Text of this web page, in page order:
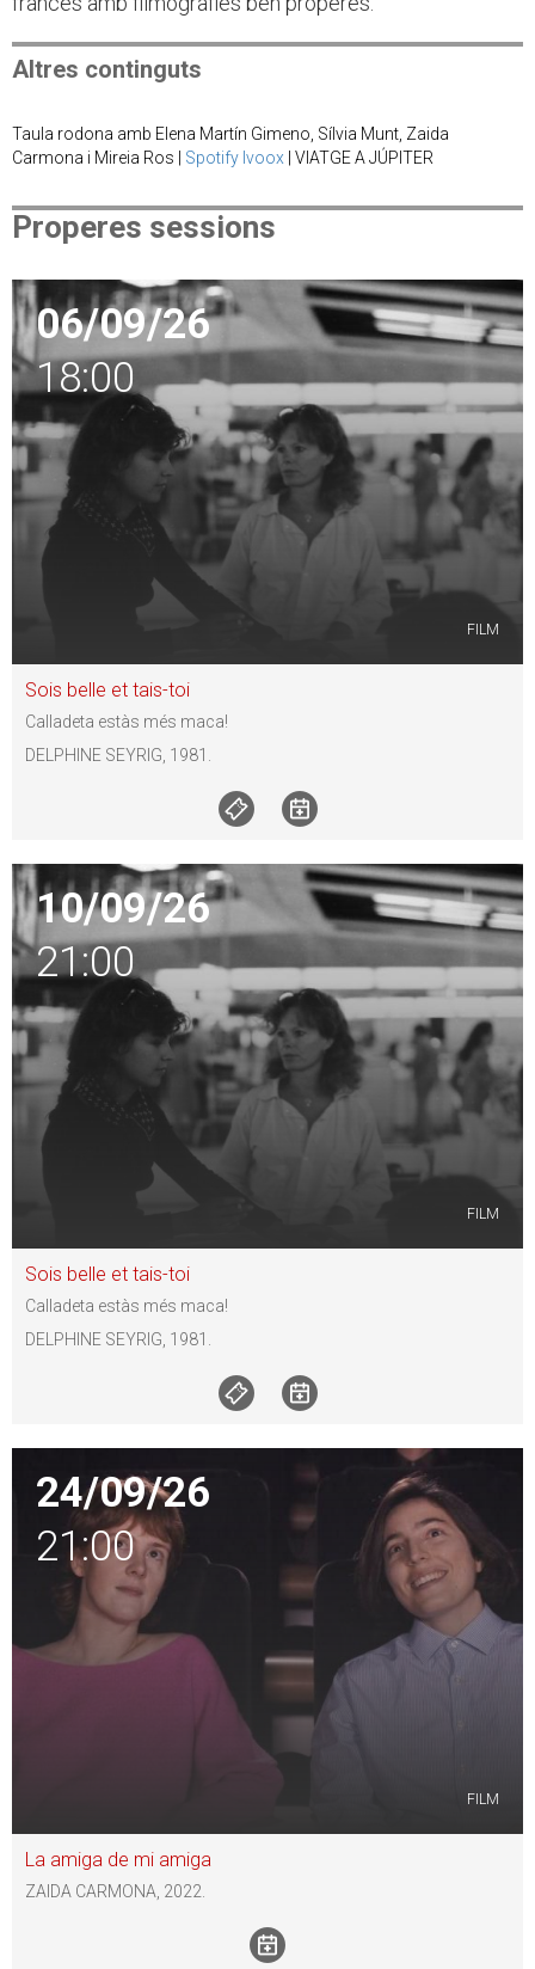
Altres continguts
Taula rodona amb Elena Martín Gimeno, Sílvia Munt, Zaida
Carmona i Mireia Ros | Spotify Ivoox | VIATGE A JÚPITER
Properes sessions
06/09/26
18:00
FILM
Sois belle et tais-toi
Calladeta estàs més maca!
DELPHINE SEYRIG, 1981.
10/09/26
21:00
FILM
Sois belle et tais-toi
Calladeta estàs més maca!
DELPHINE SEYRIG, 1981.
24/09/26
21:00
FILM
La amiga de mi amiga
ZAIDA CARMONA, 2022.